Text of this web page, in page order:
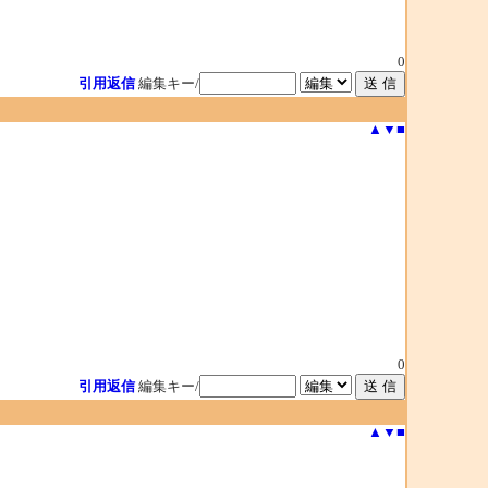
0
引用返信 編集キー/
▲ ▼ ■
0
引用返信 編集キー/
▲ ▼ ■